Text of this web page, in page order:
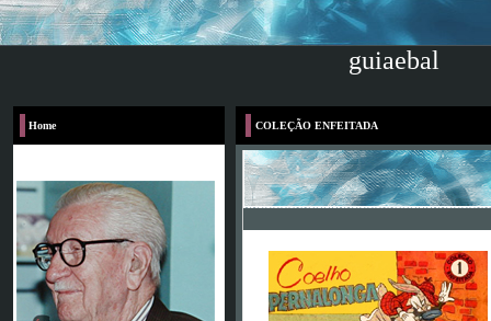
guiaebal
Home COLEÇÃO ENFEITADA